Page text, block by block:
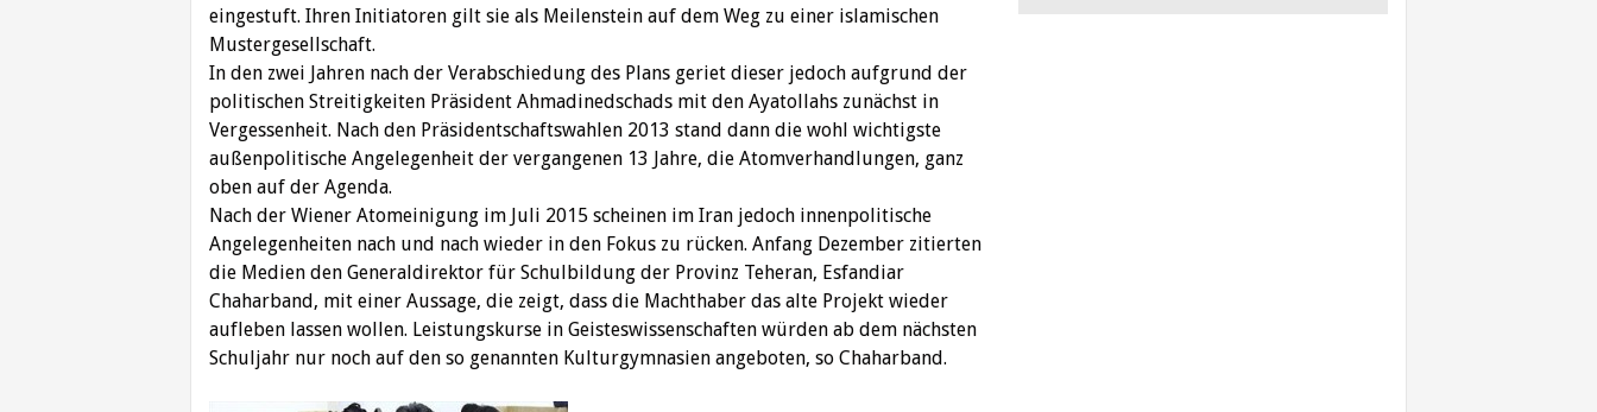
eingestuft. Ihren Initiatoren gilt sie als Meilenstein auf dem Weg zu einer islamischen
Mustergesellschaft.
In den zwei Jahren nach der Verabschiedung des Plans geriet dieser jedoch aufgrund der
politischen Streitigkeiten Präsident Ahmadinedschads mit den Ayatollahs zunächst in
Vergessenheit. Nach den Präsidentschaftswahlen 2013 stand dann die wohl wichtigste
außenpolitische Angelegenheit der vergangenen 13 Jahre, die Atomverhandlungen, ganz
oben auf der Agenda.
Nach der Wiener Atomeinigung im Juli 2015 scheinen im Iran jedoch innenpolitische
Angelegenheiten nach und nach wieder in den Fokus zu rücken. Anfang Dezember zitierten
die Medien den Generaldirektor für Schulbildung der Provinz Teheran, Esfandiar
Chaharband, mit einer Aussage, die zeigt, dass die Machthaber das alte Projekt wieder
aufleben lassen wollen. Leistungskurse in Geisteswissenschaften würden ab dem nächsten
Schuljahr nur noch auf den so genannten Kulturgymnasien angeboten, so Chaharband.